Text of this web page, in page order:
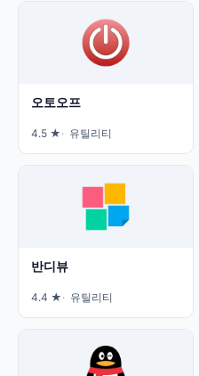
오토오프
4.5 ★ 유틸리티
반디뷰
4.4 ★ 유틸리티